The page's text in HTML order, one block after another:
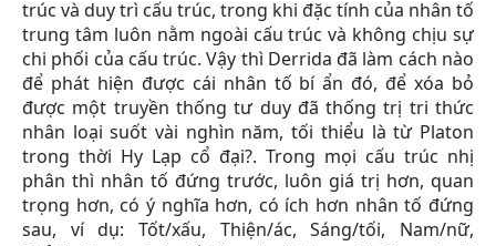
trúc và duy trì cấu trúc, trong khi đặc tính của nhân tố
trung tâm luôn nằm ngoài cấu trúc và không chịu sự
chi phối của cấu trúc. Vậy thì Derrida đã làm cách nào
để phát hiện được cái nhân tố bí ẩn đó, để xóa bỏ
được một truyền thống tư duy đã thống trị tri thức
nhân loại suốt vài nghìn năm, tối thiểu là từ Platon
trong thời Hy Lạp cổ đại?. Trong mọi cấu trúc nhị
phân thì nhân tố đứng trước, luôn giá trị hơn, quan
trọng hơn, có ý nghĩa hơn, có ích hơn nhân tố đứng
sau, ví dụ: Tốt/xấu, Thiện/ác, Sáng/tối, Nam/nữ,